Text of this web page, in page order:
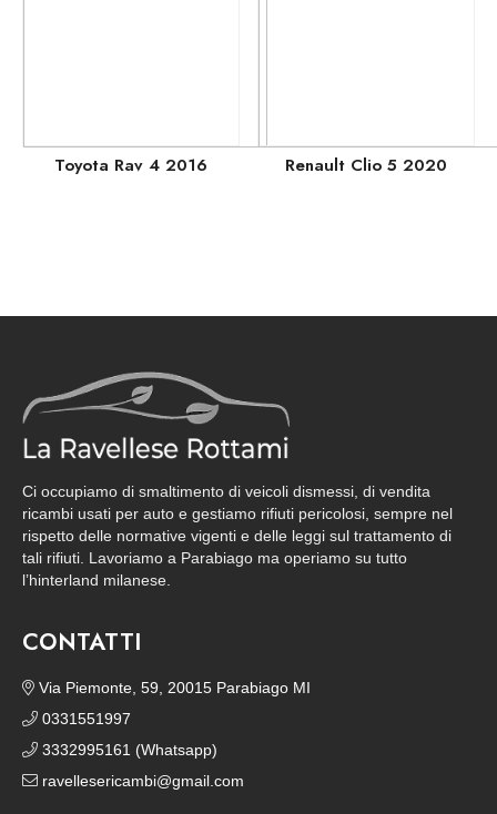
Toyota Rav 4 2016 Renault Clio 5 2020
Ci occupiamo di smaltimento di veicoli dismessi, di vendita
ricambi usati per auto e gestiamo rifiuti pericolosi, sempre nel
rispetto delle normative vigenti e delle leggi sul trattamento di
tali rifiuti. Lavoriamo a Parabiago ma operiamo su tutto
l’hinterland milanese.
CONTATTI
Via Piemonte, 59, 20015 Parabiago MI
0331551997
3332995161 (Whatsapp)
ravellesericambi@gmail.com